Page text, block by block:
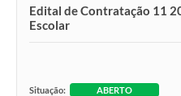
Edital de Contratação 11
Escolar
Situação: ABERTO